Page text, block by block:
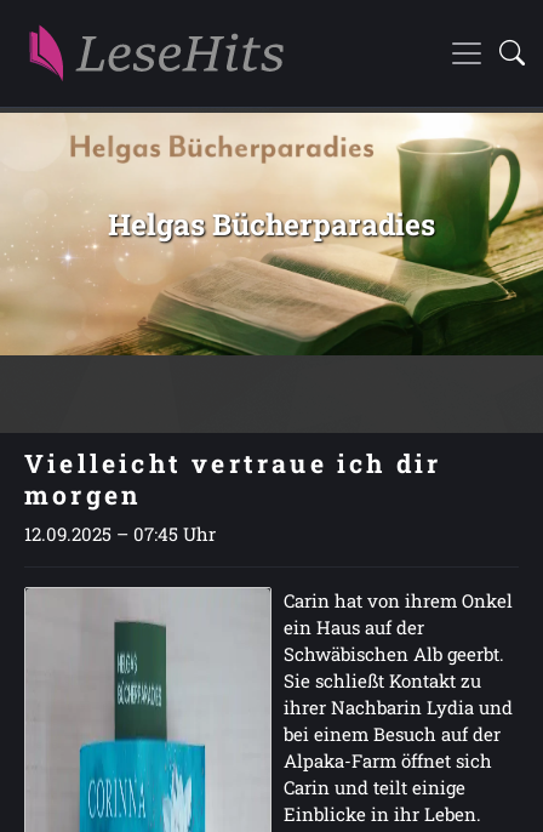
Helgas Bücherparadies
Vielleicht vertraue ich dir
morgen
12.09.2025 – 07:45 Uhr
Carin hat von ihrem Onkel
ein Haus auf der
Schwäbischen Alb geerbt.
Sie schließt Kontakt zu
ihrer Nachbarin Lydia und
bei einem Besuch auf der
Alpaka-Farm öffnet sich
Carin und teilt einige
Einblicke in ihr Leben.